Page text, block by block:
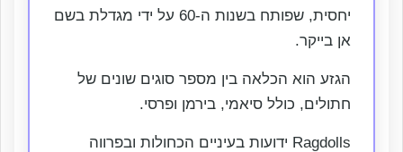
יחסית, שפותח בשנות ה-60 על ידי מגדלת בשם
אן בייקר.
הגזע הוא הכלאה בין מספר סוגים שונים של
חתולים, כולל סיאמי, בירמן ופרסי.
Ragdolls ידועות בעיניים הכחולות ובפרווה